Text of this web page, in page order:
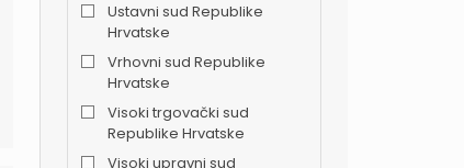
Ustavni sud Republike
Hrvatske
Vrhovni sud Republike
Hrvatske
Visoki trgovački sud
Republike Hrvatske
Visoki upravni sud